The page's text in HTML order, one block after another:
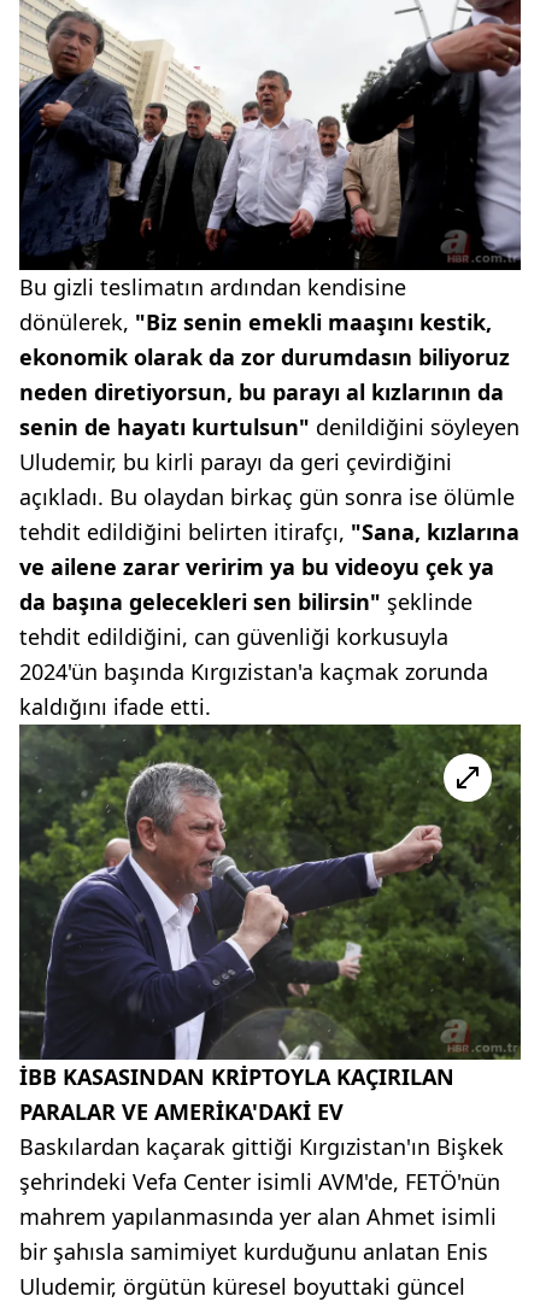
Bu gizli teslimatın ardından kendisine
dönülerek, "Biz senin emekli maaşını kestik,
ekonomik olarak da zor durumdasın biliyoruz
neden diretiyorsun, bu parayı al kızlarının da
senin de hayatı kurtulsun" denildiğini söyleyen
Uludemir, bu kirli parayı da geri çevirdiğini
açıkladı. Bu olaydan birkaç gün sonra ise ölümle
tehdit edildiğini belirten itirafçı, "Sana, kızlarına
ve ailene zarar veririm ya bu videoyu çek ya
da başına gelecekleri sen bilirsin" şeklinde
tehdit edildiğini, can güvenliği korkusuyla
2024'ün başında Kırgızistan'a kaçmak zorunda
kaldığını ifade etti.
İBB KASASINDAN KRİPTOYLA KAÇIRILAN
PARALAR VE AMERİKA'DAKİ EV
Baskılardan kaçarak gittiği Kırgızistan'ın Bişkek
şehrindeki Vefa Center isimli AVM'de, FETÖ'nün
mahrem yapılanmasında yer alan Ahmet isimli
bir şahısla samimiyet kurduğunu anlatan Enis
Uludemir, örgütün küresel boyuttaki güncel